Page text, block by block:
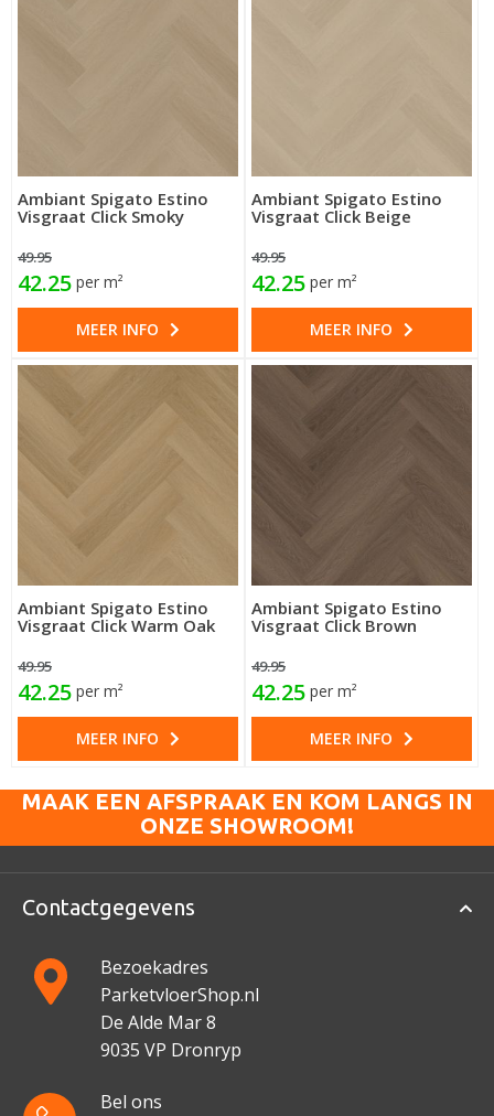
Ambiant Spigato Estino
Visgraat Click Smoky
49.95
42.25 per m²
MEER INFO
Ambiant Spigato Estino
Visgraat Click Beige
49.95
42.25 per m²
MEER INFO
Ambiant Spigato Estino
Visgraat Click Warm Oak
49.95
42.25 per m²
MEER INFO
Ambiant Spigato Estino
Visgraat Click Brown
49.95
42.25 per m²
MEER INFO
MAAK EEN AFSPRAAK EN KOM LANGS IN
ONZE SHOWROOM!
Contactgegevens
Bezoekadres
ParketvloerShop.nl
De Alde Mar 8
9035 VP Dronryp
Bel ons